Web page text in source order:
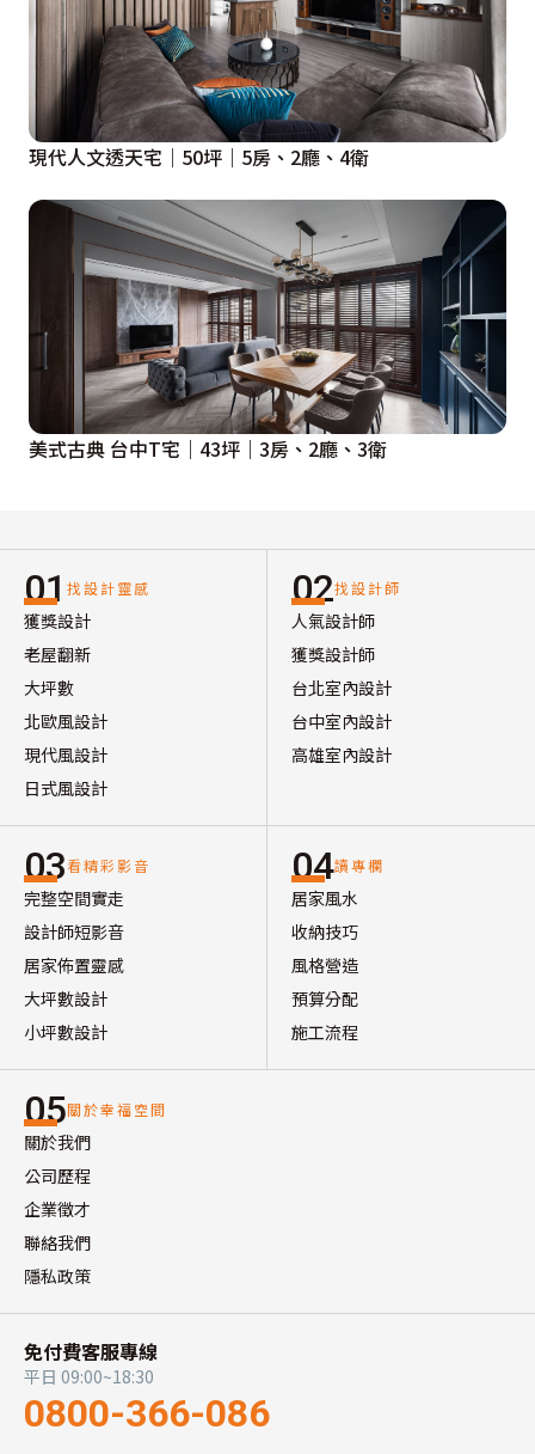
現代人文透天宅｜50坪｜5房、2廳、4衛
美式古典 台中T宅｜43坪｜3房、2廳、3衛
01 找設計靈感
獲獎設計
老屋翻新
大坪數
北歐風設計
現代風設計
日式風設計
02找設計師
人氣設計師
獲獎設計師
台北室內設計
台中室內設計
高雄室內設計
03看精彩影音
完整空間實走
設計師短影音
居家佈置靈感
大坪數設計
小坪數設計
04讀專欄
居家風水
收納技巧
風格營造
預算分配
施工流程
05關於幸福空間
關於我們
公司歷程
企業徵才
聯絡我們
隱私政策
免付費客服專線
平日 09:00~18:30
0800-366-086